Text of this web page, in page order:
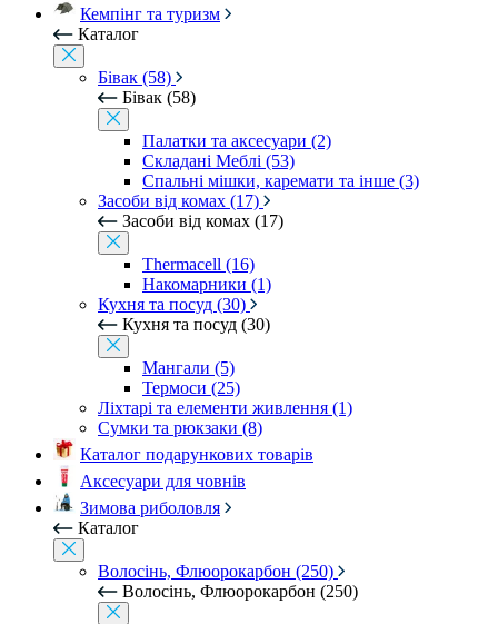
Кемпінг та туризм
Каталог
Бівак (58)
Бівак (58)
Палатки та аксесуари (2)
Складані Меблі (53)
Спальні мішки, каремати та інше (3)
Засоби від комах (17)
Засоби від комах (17)
Thermacell (16)
Накомарники (1)
Кухня та посуд (30)
Кухня та посуд (30)
Мангали (5)
Термоси (25)
Ліхтарі та елементи живлення (1)
Сумки та рюкзаки (8)
Каталог подарункових товарів
Аксесуари для човнів
Зимова риболовля
Каталог
Волосінь, Флюорокарбон (250)
Волосінь, Флюорокарбон (250)